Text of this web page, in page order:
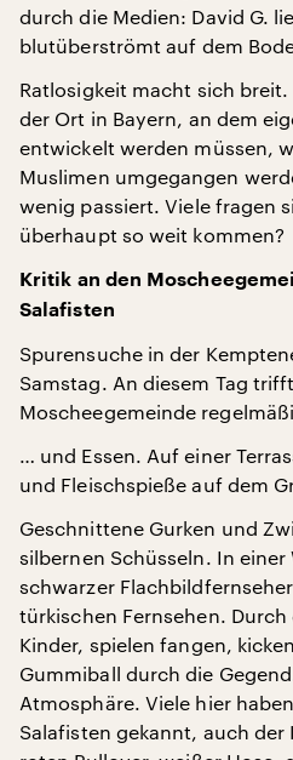
durch die Medien: David G.
blutüberströmt auf dem
Ratlosigkeit macht sich
der Ort in Bayern, an dem
entwickelt werden müssen,
Muslimen umgegangen
wenig passiert. Viele fragen
überhaupt so weit kommen?
Kritik an den
Salafisten
Spurensuche in der
Samstag. An diesem Tag
Moscheegemeinde
… und Essen. Auf einer
und Fleischspieße auf dem
Geschnittene Gurken und
silbernen Schüsseln. In
schwarzer
türkischen Fernsehen.
Kinder, spielen fangen,
Gummiball durch die
Atmosphäre. Viele hier
Salafisten gekannt, auch der